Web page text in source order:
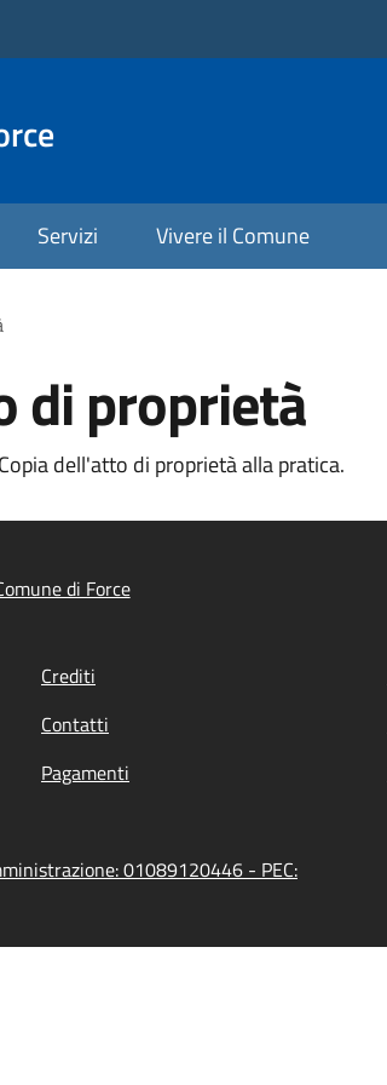
Servizi Vivere il Comune
di proprietà
dell'atto di proprietà alla pratica.
di Force
Crediti
Contatti
Pagamenti
01089120446 - PEC: